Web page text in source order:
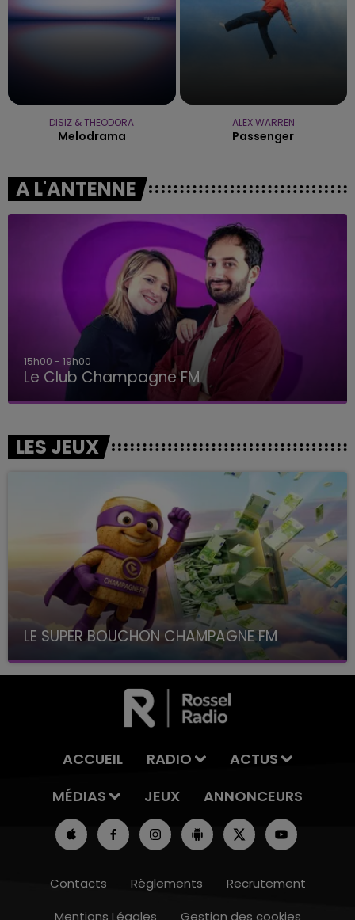
DISIZ & THEODORA
Melodrama
ALEX WARREN
Passenger
A L'ANTENNE
15h00 - 19h00
Le Club Champagne FM
LES JEUX
LE SUPER BOUCHON CHAMPAGNE FM
avec La Famille Champagne FM, à 8H10
ACCUEIL RADIO
ACTUS
MÉDIAS
JEUX ANNONCEURS
Contacts Règlements
Recrutement
Mentions Légales
Gestion des cookies